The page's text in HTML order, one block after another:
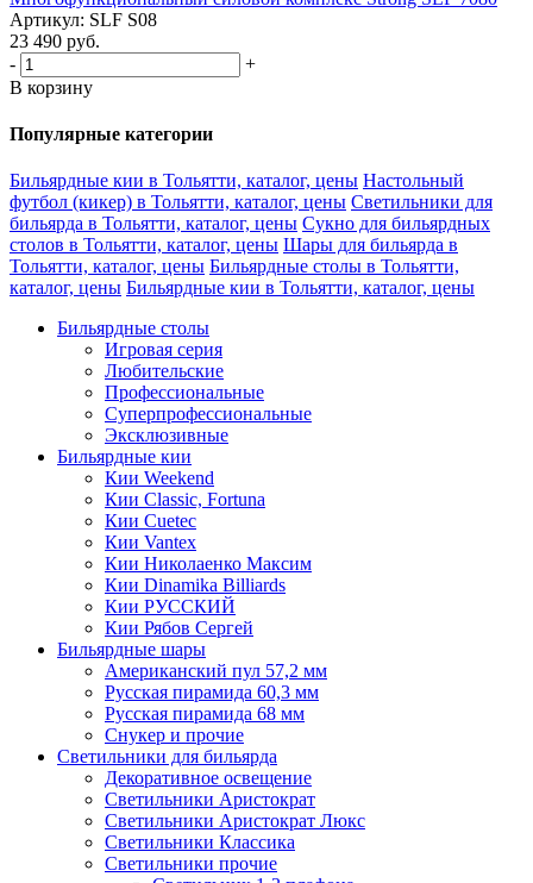
Артикул: SLF S08
23 490 руб.
-
+
В корзину
Популярные категории
Бильярдные кии в Тольятти, каталог, цены Настольный
футбол (кикер) в Тольятти, каталог, цены Светильники для
бильярда в Тольятти, каталог, цены Сукно для бильярдных
столов в Тольятти, каталог, цены Шары для бильярда в
Тольятти, каталог, цены Бильярдные столы в Тольятти,
каталог, цены Бильярдные кии в Тольятти, каталог, цены
Бильярдные столы
Игровая серия
Любительские
Профессиональные
Суперпрофессиональные
Эксклюзивные
Бильярдные кии
Кии Weekend
Кии Classic, Fortuna
Кии Cuetec
Кии Vantex
Кии Николаенко Максим
Кии Dinamika Billiards
Кии РУССКИЙ
Кии Рябов Сергей
Бильярдные шары
Американский пул 57,2 мм
Русская пирамида 60,3 мм
Русская пирамида 68 мм
Снукер и прочие
Светильники для бильярда
Декоративное освещение
Светильники Аристократ
Светильники Аристократ Люкс
Светильники Классика
Светильники прочие